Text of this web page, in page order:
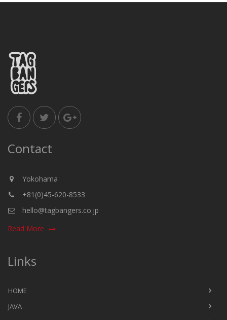
Contact
Yokohama
+81(0)45-620-8533
hello@tagbangers.co.jp
Read More
Links
HOME
JAVA